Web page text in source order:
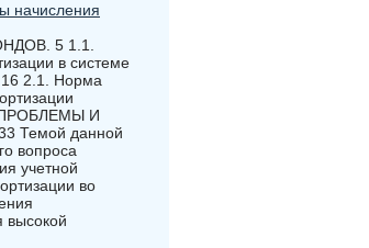
начисления
5 1.1.
в системе
2.1. Норма
И
Темой данной
вопроса
учетной
во
высокой